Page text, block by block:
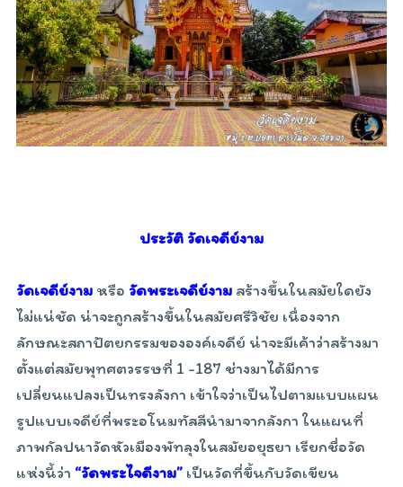
ประวัติ วัดเจดีย์งาม
วัดเจดีย์งาม หรือ วัดพระเจดีย์งาม สร้างขึ้นในสมัยใดยัง
ไม่แน่ชัด น่าจะถูกสร้างขึ้นในสมัยศรีวิชัย เนื่องจาก
ลักษณะสถาปัตยกรรมขององค์เจดีย์ น่าจะมีเค้าว่าสร้างมา
ตั้งแต่สมัยพุทศตวรรษที่ 1 -187 ช่างมาได้มีการ
เปลี่ยนแปลงเป็นทรงลังกา เข้าใจว่าเป็นไปตามแบบแผน
รูปแบบเจดีย์ที่พระอโนมทัสสีนำมาจากลังกา ในแผนที่
ภาพกัลปนาวัดหัวเมืองพัทลุงในสมัยอยุธยา เรียกชื่อวัด
แห่งนี้ว่า “วัดพระไจดีงาม” เป็นวัดที่ขึ้นกับวัดเขียน